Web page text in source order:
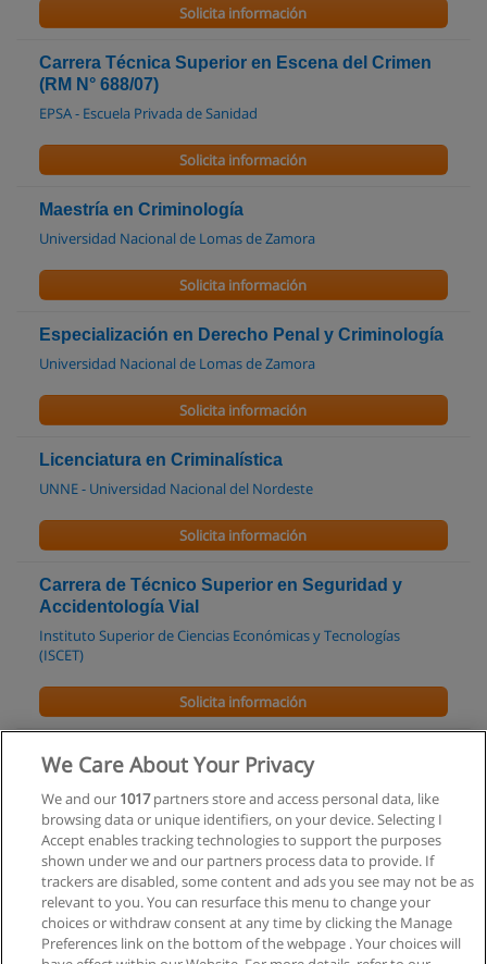
Solicita información
Carrera Técnica Superior en Escena del Crimen
(RM N° 688/07)
EPSA - Escuela Privada de Sanidad
Solicita información
Maestría en Criminología
Universidad Nacional de Lomas de Zamora
Solicita información
Especialización en Derecho Penal y Criminología
Universidad Nacional de Lomas de Zamora
Solicita información
Licenciatura en Criminalística
UNNE - Universidad Nacional del Nordeste
Solicita información
Carrera de Técnico Superior en Seguridad y
Accidentología Vial
Instituto Superior de Ciencias Económicas y Tecnologías
(ISCET)
Solicita información
Carrera de Técnico Superior en Documentología
Legal
Instituto Superior de Ciencias Económicas y Tecnologías
(ISCET)
Solicita información
We Care About Your Privacy
We and our 1017partners store and access personal data, like
browsing data or unique identifiers, on your device. Selecting I
Accept enables tracking technologies to support the purposes
shown under we and our partners process data to provide. If
trackers are disabled, some content and ads you see may not be as
relevant to you. You can resurface this menu to change your
choices or withdraw consent at any time by clicking the Manage
Preferences link on the bottom of the webpage . Your choices will